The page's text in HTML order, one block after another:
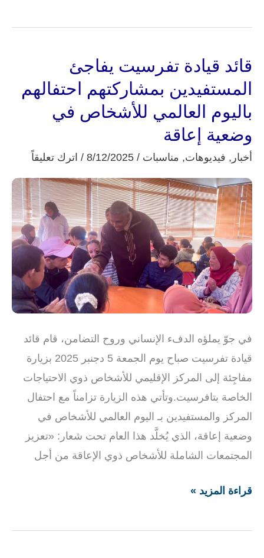
قائد قيادة تفرسيت يفاجئ
المستفيدين بمشاركتهم احتفالهم
باليوم العالمي للأشخاص في
وضعية إعاقة
أخبار , فيديوهات, مناسبات /
8/12/2025
/ اترك تعليقاً
في جوّ يملؤه الدفء الإنساني وروح التضامن، قام قائد
قيادة تفرسيت صباح يوم الجمعة 5 دجنبر 2025 بزيارة
مفاجِئة إلى المركز الإقليمي للأشخاص ذوي الاحتياجات
الخاصة بتافرسيت.وتأتي هذه الزيارة تزامناً مع احتفال
المركز والمستفيدين بـ اليوم العالمي للأشخاص في
وضعية إعاقة، الذي يُخلَّد هذا العام تحت شعار: «تعزيز
المجتمعات الشاملة للأشخاص ذوي الإعاقة من أجل
قائد
قيادة
تفرسيت
يفاجئ
المستفيدين
بمشاركتهم
احتفالهم
باليوم
العالمي
للأشخاص
في
وضعية
إعاقة
قراءة المزيد »